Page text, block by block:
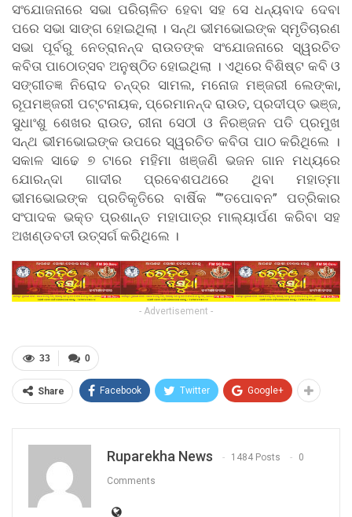
ସଂଯୋଜନାରେ ସଭା ପରିଚାଳିତ ହେବା ସହ ସେ ଧନ୍ୟବାଦ ଦେବା
ପରେ ସଭା ସାଙ୍ଗ ହୋଇଥିଲା । ସନ୍ଥ ଭୀମଭୋଇଙ୍କ ସ୍ମୃତିଚାରଣ
ସଭା ପୂର୍ବରୁ ନେତ୍ରାନନ୍ଦ ରାଉତଙ୍କ ସଂଯୋଜନାରେ ସ୍ୱରଚିତ
କବିତା ପାଠୋତ୍ସବ ଅନୁଷ୍ଠିତ ହୋଇଥିଲା । ଏଥିରେ ବିଶିଷ୍ଟ କବି ଓ
ସଙ୍ଗୀତଜ୍ଞ ନିରୋଦ ଚନ୍ଦ୍ର ସାମଲ, ମନୋଜ ମଞ୍ଜରୀ ଲେଙ୍କା,
ରୂପମଞ୍ଜରୀ ପଟ୍ଟନାୟକ, ପ୍ରେମାନନ୍ଦ ରାଉତ, ପ୍ରଦୀପ୍ତ ଭଞ୍ଜ,
ସୁଧାଂଶୁ ଶେଖର ରାଉତ, ରୀନା ସେଠୀ ଓ ନିରଞ୍ଜନ ପତି ପ୍ରମୁଖ
ସନ୍ଥ ଭୀମଭୋଇଙ୍କ ଉପରେ ସ୍ୱରଚିତ କବିତା ପାଠ କରିଥିଲେ ।
ସକାଳ ସାଢେ ୭ ଟାରେ ମହିମା ଖଞ୍ଜଣି ଭଜନ ଗାନ ମଧ୍ୟରେ
ଯୋରନ୍ଦା ଗାଦୀର ପ୍ରବେଶପଥରେ ଥିବା ମହାତ୍ମା
ଭୀମଭୋଇଙ୍କ ପ୍ରତିକୃତିରେ ବାର୍ଷିକ “”ତପୋବନ” ପତ୍ରିକାର
ସଂପାଦକ ଭକ୍ତ ପ୍ରଶାନ୍ତ ମହାପାତ୍ର ମାଲ୍ୟାର୍ପଣ କରିବା ସହ
ଅଖଣ୍ଡବତୀ ଉତ୍ସର୍ଗ କରିଥିଲେ ।
- Advertisement -
0
33
Share Facebook Twitter Google+
Ruparekha News 1484 Posts 0
Comments